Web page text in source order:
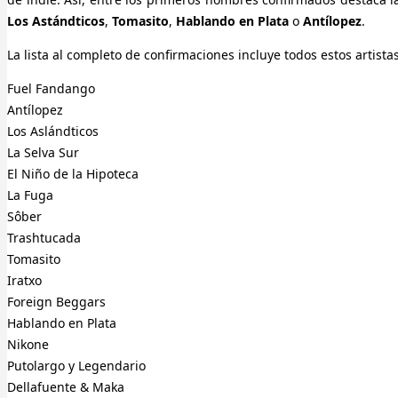
Los Astándticos, Tomasito, Hablando en Plata o Antílopez.
La lista al completo de confirmaciones incluye todos estos
Fuel Fandango
Antílopez
Los Aslándticos
La Selva Sur
El Niño de la Hipoteca
La Fuga
Sôber
Trashtucada
Tomasito
Iratxo
Foreign Beggars
Hablando en Plata
Nikone
Putolargo y Legendario
Dellafuente & Maka